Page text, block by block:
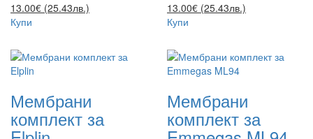
13.00€ (25.43лв.)
Купи
13.00€ (25.43лв.)
Купи
Мембрани
комплект за
Мембрани
комплект за